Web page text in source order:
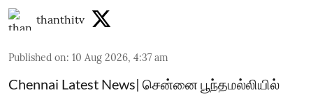
thanthitv
Published on: 10 Aug 2026, 4:37 am
Chennai Latest News| சென்னை பூந்தமல்லியில்